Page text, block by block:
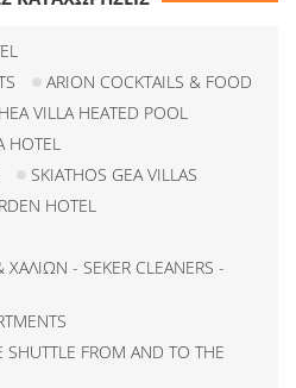
ARION COCKTAILS & FOOD
VILLA HEATED POOL
HOTEL
SKIATHOS GEA VILLAS
HOTEL
- SEKER CLEANERS -
SHUTTLE FROM AND TO THE